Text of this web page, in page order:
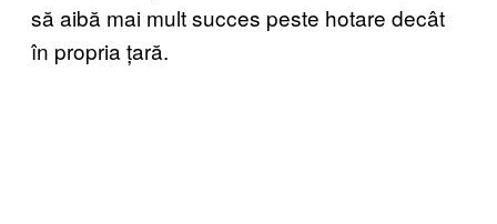
să aibă mai mult succes peste hotare decât
în propria țară.